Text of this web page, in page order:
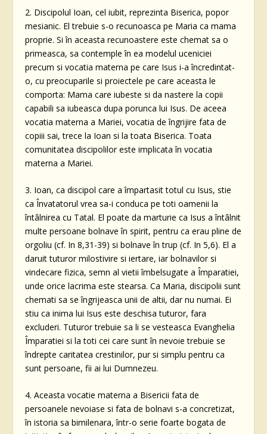
2. Discipolul Ioan, cel iubit, reprezinta Biserica, popor
mesianic. El trebuie s-o recunoasca pe Maria ca mama
proprie. Si în aceasta recunoastere este chemat sa o
primeasca, sa contemple în ea modelul uceniciei
precum si vocatia materna pe care Isus i-a încredintat-
o, cu preocuparile si proiectele pe care aceasta le
comporta: Mama care iubeste si da nastere la copii
capabili sa iubeasca dupa porunca lui Isus. De aceea
vocatia materna a Mariei, vocatia de îngrijire fata de
copiii sai, trece la Ioan si la toata Biserica. Toata
comunitatea discipolilor este implicata în vocatia
materna a Mariei.
3. Ioan, ca discipol care a împartasit totul cu Isus, stie
ca Învatatorul vrea sa-i conduca pe toti oamenii la
întâlnirea cu Tatal. El poate da marturie ca Isus a întâlnit
multe persoane bolnave în spirit, pentru ca erau pline de
orgoliu (cf. In 8,31-39) si bolnave în trup (cf. In 5,6). El a
daruit tuturor milostivire si iertare, iar bolnavilor si
vindecare fizica, semn al vietii îmbelsugate a Împaratiei,
unde orice lacrima este stearsa. Ca Maria, discipolii sunt
chemati sa se îngrijeasca unii de altii, dar nu numai. Ei
stiu ca inima lui Isus este deschisa tuturor, fara
excluderi. Tuturor trebuie sa li se vesteasca Evanghelia
Împaratiei si la toti cei care sunt în nevoie trebuie se
îndrepte caritatea crestinilor, pur si simplu pentru ca
sunt persoane, fii ai lui Dumnezeu.
4. Aceasta vocatie materna a Bisericii fata de
persoanele nevoiase si fata de bolnavi s-a concretizat,
în istoria sa bimilenara, într-o serie foarte bogata de